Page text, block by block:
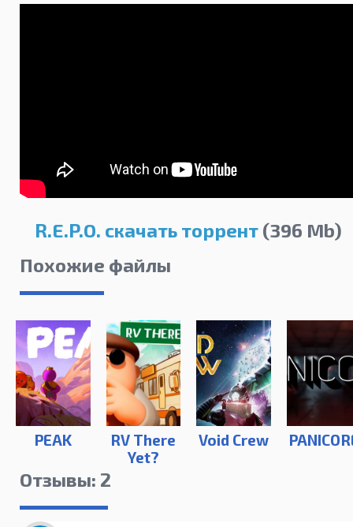
R.E.P.O. скачать торрент (396 Mb)
Похожие файлы
PEAK
RV There
Yet?
Void Crew
Отзывы: 2